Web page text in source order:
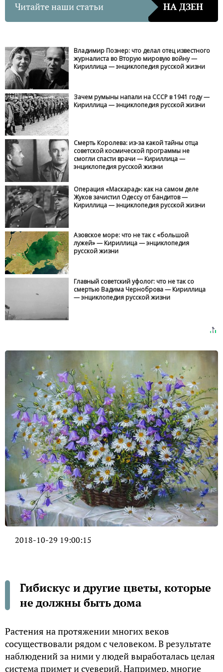
Читайте наши статьи НА ДЗЕН
Владимир Познер: что делал отец известного
журналиста во Вторую мировую войну —
Кириллица — энциклопедия русской жизни
Зачем румыны напали на СССР в 1941 году —
Кириллица — энциклопедия русской жизни
Смерть Королева: из-за какой тайны отца
советской космической программы не
смогли спасти врачи — Кириллица —
энциклопедия русской жизни
Операция «Маскарад»: как на самом деле
Жуков зачистил Одессу от бандитов —
Кириллица — энциклопедия русской жизни
Азовское море: что не так с «большой
лужей» — Кириллица — энциклопедия
русской жизни
Главный советский уфолог: что не так со
смертью Вадима Черноброва — Кириллица
— энциклопедия русской жизни
2018-10-29 19:00:15
Гибискус и другие цветы, которые
не должны быть дома
Растения на протяжении многих веков
сосуществовали рядом с человеком. В результате
наблюдений за ними у людей выработалась целая
система примет и суеверий. Например, многие